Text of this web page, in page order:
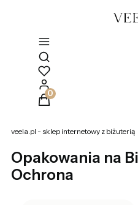
Otwórz wyszukiwarkę
Produkty w koszyku:
veela.pl - sklep internetowy z biżuterią
Opakowania na
Ochrona